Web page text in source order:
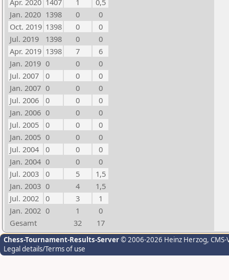
Apr. 2020 1407 1
0,5
Jan. 2020 1398 0
0
Oct. 2019 1398 0
0
Jul. 2019
1398 0
0
Apr. 2019 1398 7
6
Jan. 2019 0 0
0
Jul. 2007
0 0
0
Jan. 2007 0 0
0
Jul. 2006
0 0
0
Jan. 2006 0 0
0
Jul. 2005
0 0
0
Jan. 2005 0 0
0
Jul. 2004
0 0
0
Jan. 2004 0 0
0
Jul. 2003
0 5
1,5
Jan. 2003 0 4
1,5
Jul. 2002
0 3
1
Jan. 2002 0 1
0
Gesamt
32 17
Chess-Tournament-Results-Server© 2006-2026 Heinz Herzog,
Legal details/Terms of use